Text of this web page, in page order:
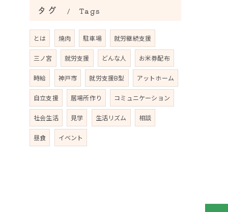
タグ Tags
とは 焼肉 駐車場 就労継続支援
三ノ宮 就労支援 どんな人 お米券配布
時給 神戸市 就労支援B型 アットホーム
自立支援 居場所作り コミュニケーション
社会生活 見学 生活リズム 相談
昼食 イベント